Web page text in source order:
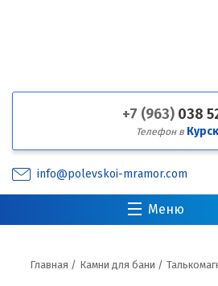
+7 (963) 038
Телефон в
info@polevskoi-mramor.com
Меню
Главная / Камни для бани /